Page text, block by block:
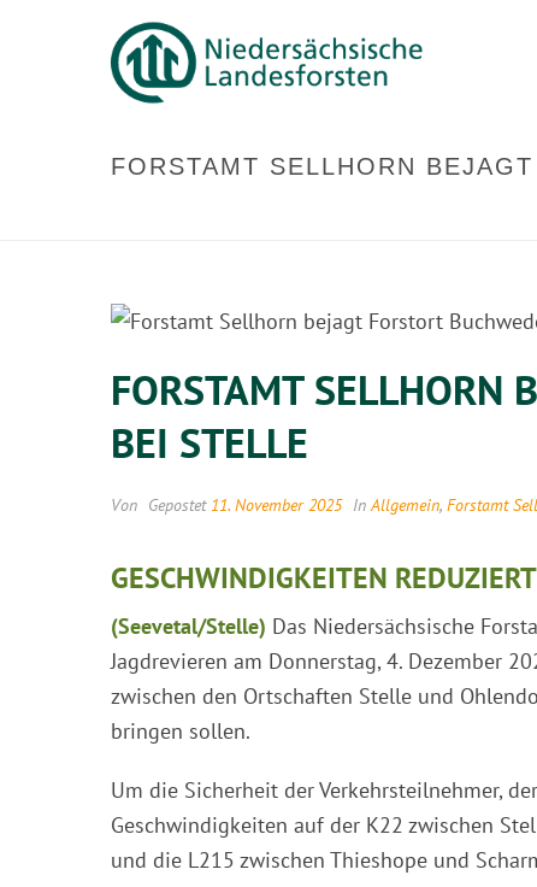
FORSTAMT SELLHORN
FORSTAMT SELLHORN
BEI STELLE
Von Gepostet 11. November 2025 InAllgemein, Forstamt
GESCHWINDIGKEITEN REDUZIERT
(Seevetal/Stelle) Das Niedersächsische
Jagdrevieren am Donnerstag, 4. Dezember
zwischen den Ortschaften Stelle und
bringen sollen.
Um die Sicherheit der Verkehrsteilnehmer,
Geschwindigkeiten auf der K22 zwischen
und die L215 zwischen Thieshope und